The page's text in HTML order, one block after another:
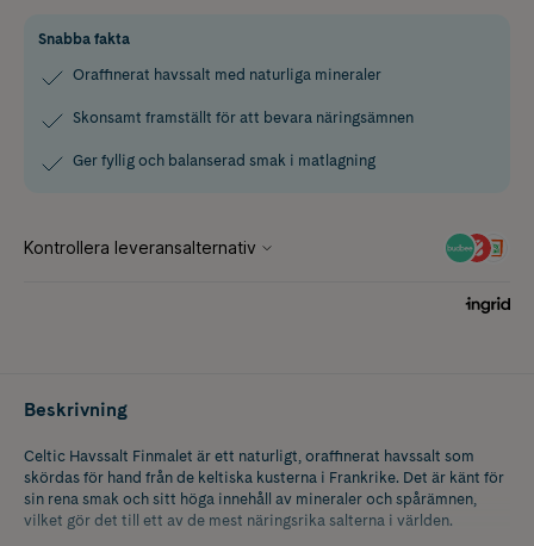
Snabba fakta
Oraffinerat havssalt med naturliga mineraler
Skonsamt framställt för att bevara näringsämnen
Ger fyllig och balanserad smak i matlagning
Beskrivning
Celtic Havssalt Finmalet är ett naturligt, oraffinerat havssalt som
skördas för hand från de keltiska kusterna i Frankrike. Det är känt för
sin rena smak och sitt höga innehåll av mineraler och spårämnen,
vilket gör det till ett av de mest näringsrika salterna i världen.